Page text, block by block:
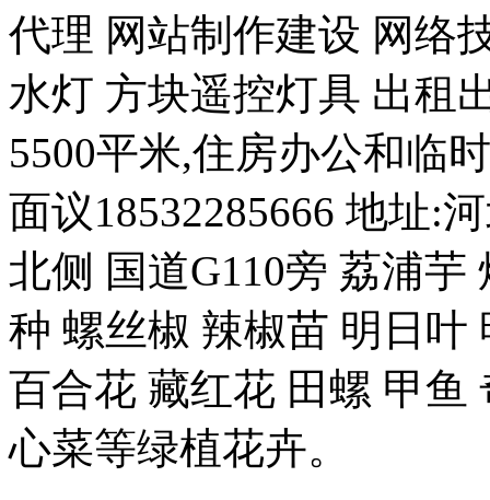
代理 网站制作建设 网络
水灯 方块遥控灯具 出租
5500平米,住房办公和临
面议18532285666 地址:
北侧 国道G110旁 荔浦
种 螺丝椒 辣椒苗 明日叶
百合花 藏红花 田螺 甲鱼
心菜等绿植花卉。